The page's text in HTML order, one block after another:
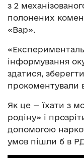
з 2
полонених
«Вар».
інформування
здатися,
прокоментували
Як це — їхати з
родіну» і
допомогою
умов пішли б в